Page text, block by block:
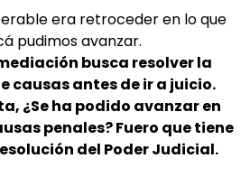
era retroceder en lo que
pudimos avanzar.
busca resolver la
causas antes de ir a juicio.
¿Se ha podido avanzar en
penales? Fuero que tiene
del Poder Judicial.